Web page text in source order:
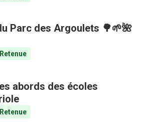
Parc des Argoulets 🌳🌱🌺
Retenue
abords des écoles
Retenue